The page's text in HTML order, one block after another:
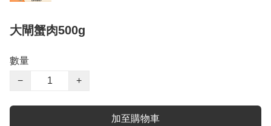
大閘蟹肉500g
數量
−
+
加至購物車